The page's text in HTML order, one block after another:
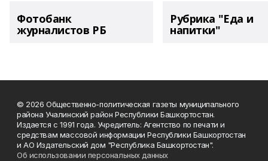
Фотобанк
журналистов РБ
Рубрика "Еда и
напитки"
© 2026 Общественно-политическая газеты муниципального
района Учалинский район Республики Башкортостан.
Издается с 1991 года. Учредитель: Агентство по печати и
средствам массовой информации Республики Башкортостан
и АО Издательский дом "Республика Башкортостан".
Об использовании персональных данных